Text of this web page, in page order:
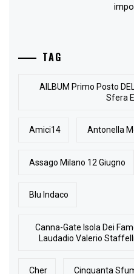
TAG
AlLBUM Primo Posto
Sfera
Amici14 Antonella
Assago Milano 12 Giugno
Blu Indaco
Canna-Gate Isola Dei
Laudadio Valerio
Cher Cinquanta